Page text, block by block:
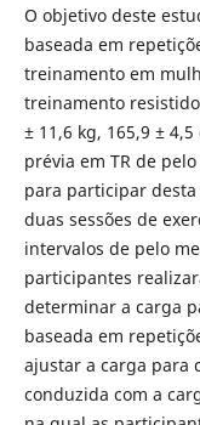
O objetivo deste
baseada em
treinamento em
treinamento resistido
± 11,6 kg, 165,9 ±
prévia em TR de
para participar
duas sessões de
intervalos de pelo
participantes
determinar a carga
baseada em
ajustar a carga para
conduzida com a